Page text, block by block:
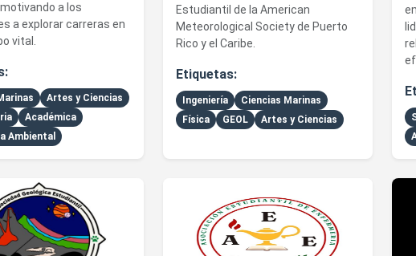
a los
a explorar carreras en
vital.
Artes y Ciencias
Académica
Ambiental
Estudiantil de la American
Meteorological Society de Puerto
Rico y el Caribe.
Etiquetas:
Ingeniería
Ciencias Marinas
Física
GEOL Artes y Ciencias
de Sociedad Geológica EstudiantilVer detalles de Asociación Estudiantil de Ver